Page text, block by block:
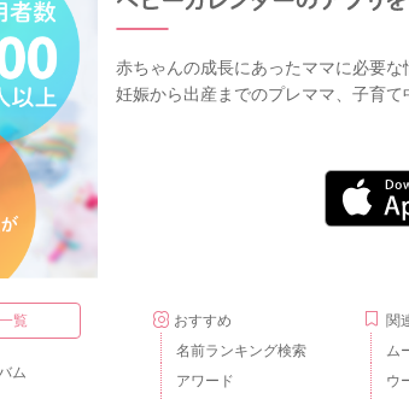
赤ちゃんの成長にあったママに必要な
妊娠から出産までのプレママ、子育
覧
ム
おすすめ
名前ランキング検索
アワード
関
ム
ウ